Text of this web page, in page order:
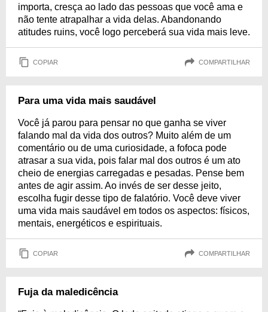
importa, cresça ao lado das pessoas que você ama e
não tente atrapalhar a vida delas. Abandonando
atitudes ruins, você logo perceberá sua vida mais leve.
COPIAR COMPARTILHAR
Para uma vida mais saudável
Você já parou para pensar no que ganha se viver
falando mal da vida dos outros? Muito além de um
comentário ou de uma curiosidade, a fofoca pode
atrasar a sua vida, pois falar mal dos outros é um ato
cheio de energias carregadas e pesadas. Pense bem
antes de agir assim. Ao invés de ser desse jeito,
escolha fugir desse tipo de falatório. Você deve viver
uma vida mais saudável em todos os aspectos: físicos,
mentais, energéticos e espirituais.
COPIAR COMPARTILHAR
Fuja da maledicência